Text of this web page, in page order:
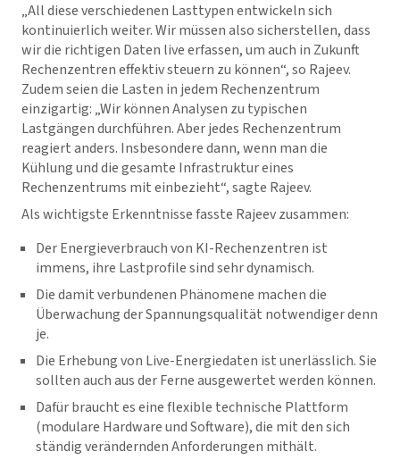
„All diese verschiedenen Lasttypen entwickeln sich
kontinuierlich weiter. Wir müssen also sicherstellen, dass
wir die richtigen Daten live erfassen, um auch in Zukunft
Rechenzentren effektiv steuern zu können“, so Rajeev.
Zudem seien die Lasten in jedem Rechenzentrum
einzigartig: „Wir können Analysen zu typischen
Lastgängen durchführen. Aber jedes Rechenzentrum
reagiert anders. Insbesondere dann, wenn man die
Kühlung und die gesamte Infrastruktur eines
Rechenzentrums mit einbezieht“, sagte Rajeev.
Als wichtigste Erkenntnisse fasste Rajeev zusammen:
Der Energieverbrauch von KI-Rechenzentren ist
immens, ihre Lastprofile sind sehr dynamisch.
Die damit verbundenen Phänomene machen die
Überwachung der Spannungsqualität notwendiger denn
je.
Die Erhebung von Live-Energiedaten ist unerlässlich. Sie
sollten auch aus der Ferne ausgewertet werden können.
Dafür braucht es eine flexible technische Plattform
(modulare Hardware und Software), die mit den sich
ständig verändernden Anforderungen mithält.